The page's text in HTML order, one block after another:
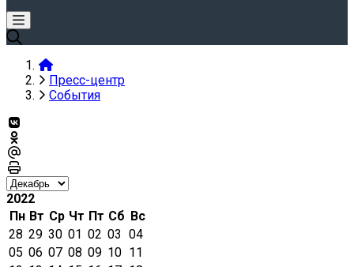
Пресс-центр
События
2022
Пн Вт Ср Чт Пт Сб Вс
28 29 30 01 02 03 04
05 06 07 08 09 10 11